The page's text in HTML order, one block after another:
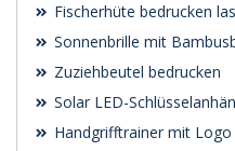
Fischerhüte bedrucken
Sonnenbrille mit
Zuziehbeutel bedrucken
Solar LED-
Handgrifftrainer mit Logo